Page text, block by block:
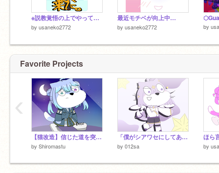
※説教覚悟の上でやってます
by usaneko2772
最近モチベが向上中…
by usaneko2772 by
Favorite Projects
【猫改造】信じた道を突き進め
by Shiromastu
「僕がシアワセにしてあげる！」
by 012sa
ほら
by
‹